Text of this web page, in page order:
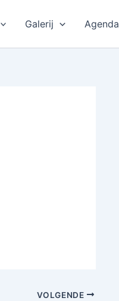
Galerij Agenda
VOLGENDE